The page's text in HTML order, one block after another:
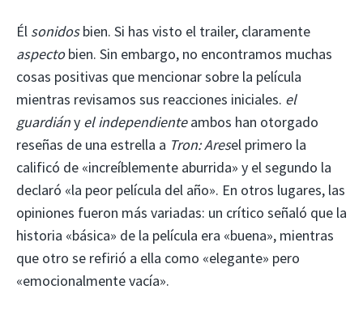
Él sonidosbien. Si has visto el trailer, claramente
aspectobien. Sin embargo, no encontramos muchas
cosas positivas que mencionar sobre la película
mientras revisamos sus reacciones iniciales. el
guardiány el independienteambos han otorgado
reseñas de una estrella a Tron: Aresel primero la
calificó de «increíblemente aburrida» y el segundo la
declaró «la peor película del año». En otros lugares, las
opiniones fueron más variadas: un crítico señaló que la
historia «básica» de la película era «buena», mientras
que otro se refirió a ella como «elegante» pero
«emocionalmente vacía».